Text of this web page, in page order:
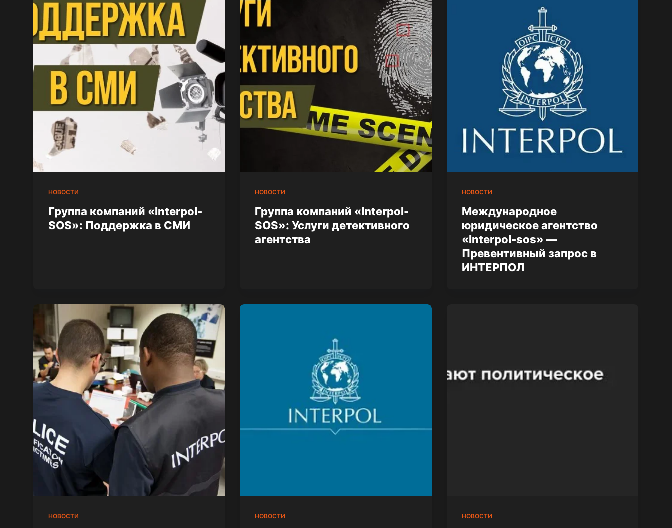
НОВОСТИ
Группа компаний «Interpol-
SOS»: Поддержка в СМИ
НОВОСТИ
Группа компаний «Interpol-
SOS»: Услуги детективного
агентства
НОВОСТИ
Международное
юридическое агентство
«Interpol-sos» —
Превентивный запрос в
ИНТЕРПОЛ
НОВОСТИ НОВОСТИ НОВОСТИ